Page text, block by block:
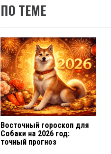
ПО ТЕМЕ
Восточный гороскоп для
Собаки на 2026 год:
точный прогноз